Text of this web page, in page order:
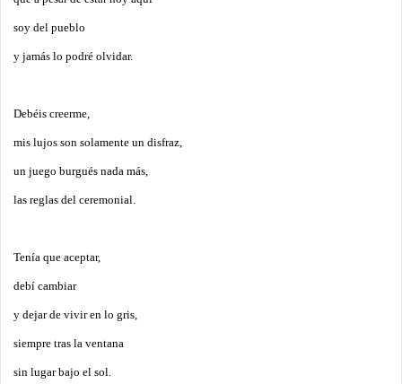
soy del pueblo
y jamás lo podré olvidar.
Debéis creerme,
mis lujos son solamente un disfraz,
un juego burgués nada más,
las reglas del ceremonial.
Tenía que aceptar,
debí cambiar
y dejar de vivir en lo gris,
siempre tras la ventana
sin lugar bajo el sol.